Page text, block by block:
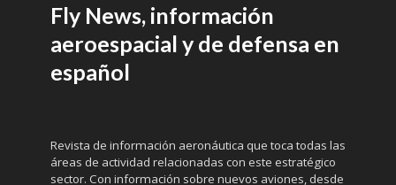
Fly News, información
aeroespacial y de defensa en
español
Revista de información aeronáutica que toca todas las
áreas de actividad relacionadas con este estratégico
sector. Con información sobre nuevos aviones, desde